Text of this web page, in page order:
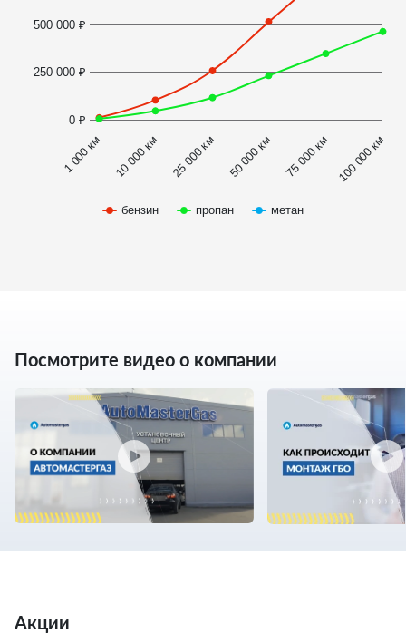
бензин пропан метан
1 000 км 10 000 км 25 000 км 50 000 км 75 000 км 100 000 км
0 ₽
250 000 ₽
500 000 ₽
Посмотрите видео о компании
Акции